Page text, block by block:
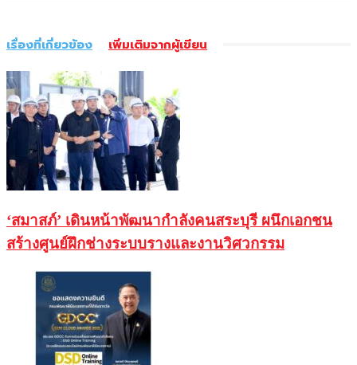
เรื่องที่เกี่ยวข้อง เพิ่มเติมจากผู้เขียน
‘สมาสภ์’ เดินหน้าพัฒนากำลังคนสระบุรี ผนึกเอกชน
สร้างศูนย์ฝึกช่างระบบรางและงานวิศวกรรม